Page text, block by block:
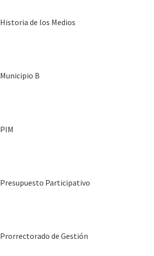
Historia de los Medios
Municipio B
PIM
Presupuesto Participativo
Prorrectorado de Gestión